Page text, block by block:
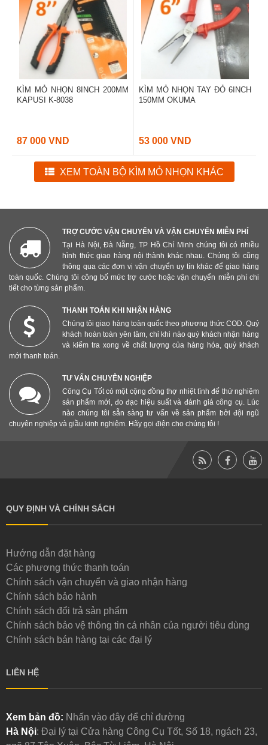
KÌM MỎ NHỌN 8INCH 200MM
KAPUSI K-8038
87 000 VND
KÌM MỎ NHỌN TAY ĐỎ 6INCH
150MM OKUMA
53 000 VND
XEM TOÀN BỘ KÌM MỎ NHỌN KHÁC
TRỢ CƯỚC VẬN CHUYỂN VÀ VẬN CHUYỂN MIỄN PHÍ
Tại Hà Nội, Đà Nẵng, TP Hồ Chí Minh chúng tôi có nhiều
hình thức giao hàng nội thành khác nhau. Chúng tôi cũng
thông qua các đơn vị vận chuyển uy tín khác để giao hàng
toàn quốc. Chúng tôi công bố mức trợ cước hoặc vận chuyển miễn phí chi
tiết cho từng sản phẩm.
THANH TOÁN KHI NHẬN HÀNG
Chúng tôi giao hàng toàn quốc theo phương thức COD. Quý
khách hoàn toàn yên tâm, chỉ khi nào quý khách nhận hàng
và kiểm tra xong về chất lượng của hàng hóa, quý khách
mới thanh toán.
TƯ VẤN CHUYÊN NGHIỆP
Công Cụ Tốt có một cộng đồng thợ nhiệt tình để thử nghiệm
sản phẩm mới, đo đạc hiệu suất và đánh giá công cụ. Lúc
nào chúng tôi sẵn sàng tư vấn về sản phẩm bởi đội ngũ
chuyên nghiệp và giầu kinh nghiệm. Hãy gọi điện cho chúng tôi !
QUY ĐỊNH VÀ CHÍNH SÁCH
Hướng dẫn đặt hàng
Các phương thức thanh toán
Chính sách vận chuyển và giao nhận hàng
Chính sách bảo hành
Chính sách đổi trả sản phẩm
Chính sách bảo vệ thông tin cá nhân của người tiêu dùng
Chính sách bán hàng tại các đại lý
LIÊN HỆ
Xem bản đồ: Nhấn vào đây để chỉ đường
Hà Nội: Đại lý tại Cửa hàng Công Cụ Tốt, Số 18, ngách 23,